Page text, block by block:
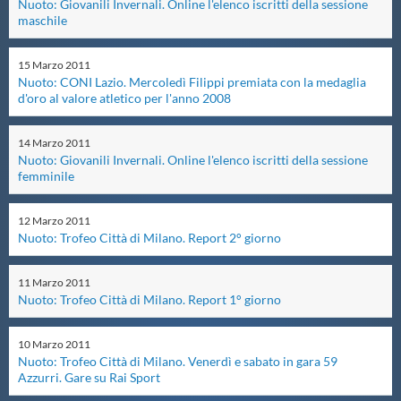
Master
Formazione
GUG
Scuole Nuoto
Propaganda
Centri Federali
Area Legislativa
Nuoto: Giovanili Invernali. Online l'elenco iscritti della sessione
maschile
15 Marzo2011
Nuoto: CONI Lazio. Mercoledì Filippi premiata con la medaglia
d'oro al valore atletico per l'anno 2008
14 Marzo2011
Nuoto: Giovanili Invernali. Online l'elenco iscritti della sessione
femminile
12 Marzo2011
Nuoto: Trofeo Città di Milano. Report 2° giorno
11 Marzo2011
Nuoto: Trofeo Città di Milano. Report 1° giorno
10 Marzo2011
Nuoto: Trofeo Città di Milano. Venerdì e sabato in gara 59
Azzurri. Gare su Rai Sport